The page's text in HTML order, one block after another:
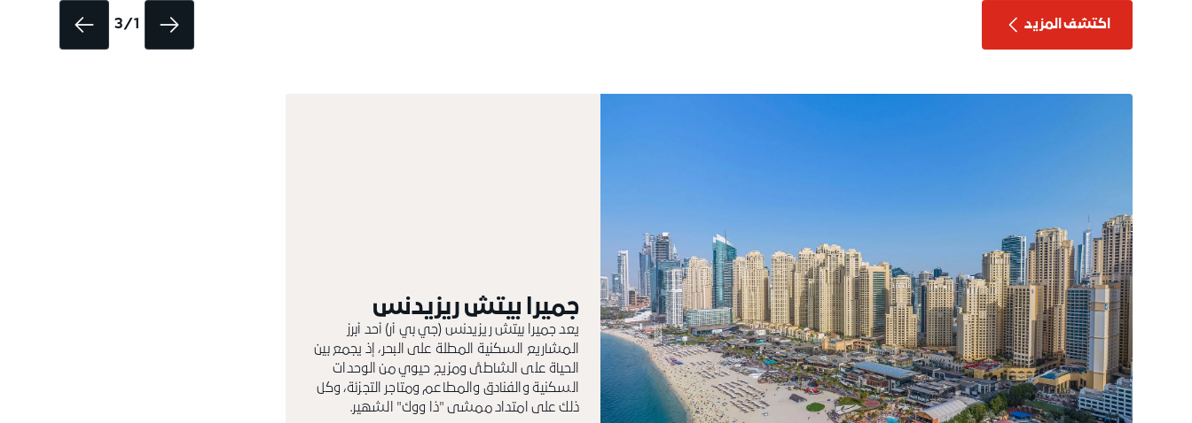
اكتشف المزيد
1 / 3
جميرا بيتش ريزيدنس
يعد جميرا بيتش ريزيدنس (جي بي أر) أحد أبرز
المشاريع السكنية المطلة على البحر، إذ يجمع بين
الحياة على الشاطئ ومزيج حيوي من الوحدات
السكنية والفنادق والمطاعم ومتاجر التجزئة، وكل
ذلك على امتداد ممشى "ذا ووك" الشهير.